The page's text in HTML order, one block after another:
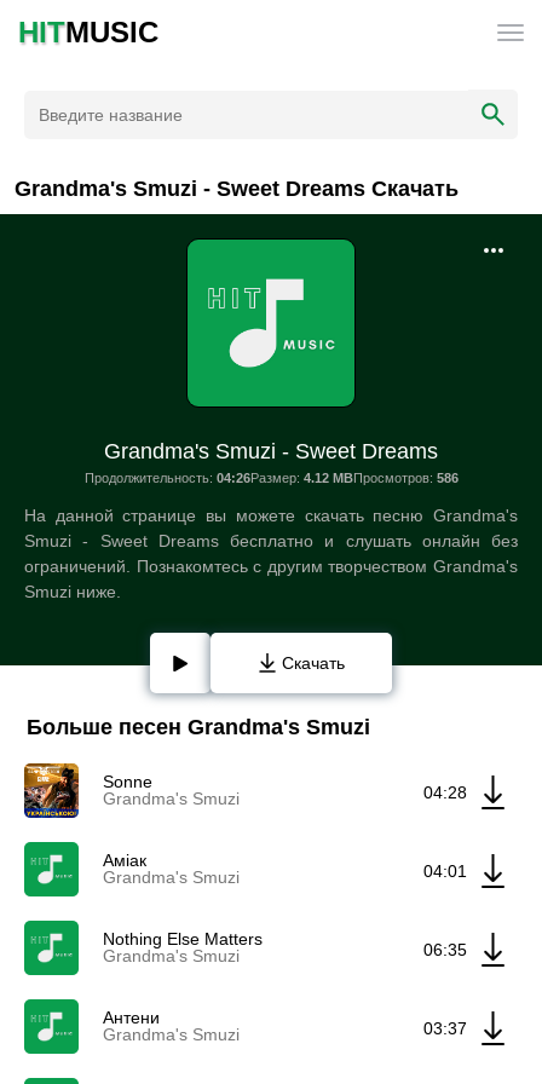
HITMUSIC
Grandma's Smuzi - Sweet Dreams Скачать
Grandma's Smuzi - Sweet Dreams
Продолжительность: 04:26Размер: 4.12 MBПросмотров: 586
На данной странице вы можете скачать песню Grandma's
Smuzi - Sweet Dreams бесплатно и слушать онлайн без
ограничений. Познакомтесь с другим творчеством Grandma's
Smuzi ниже.
Скачать
Больше песен Grandma's Smuzi
Sonne
Grandma's Smuzi
04:28
Аміак
Grandma's Smuzi
04:01
Nothing Else Matters
Grandma's Smuzi
06:35
Антени
Grandma's Smuzi
03:37